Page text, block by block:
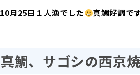
10月25日１人漁でした 真鯛好調で
真鯛、サゴシの西京